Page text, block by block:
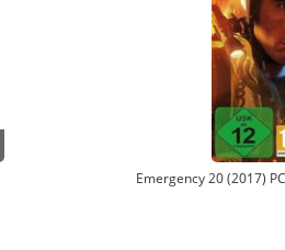
Emergency 20 (2017)